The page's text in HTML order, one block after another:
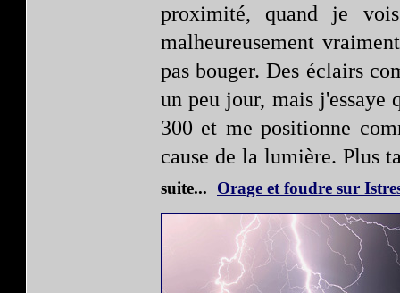
proximité, quand je
malheureusement
pas bouger. Des éclairs
un peu jour, mais j'essaye
300 et me positionne
cause de la lumière. Plus
suite... Orage et foudre sur